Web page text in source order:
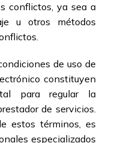
conflictos, ya sea a
u otros métodos
de uso de
constituyen
para regular la
de servicios.
estos términos, es
especializados